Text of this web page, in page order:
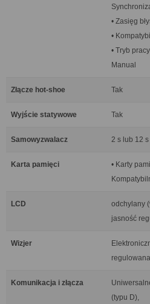
• Zasięg
•
• Tryb
Manual
Złącze hot-shoe Tak
Wyjście statywowe Tak
Samowyzwalacz 2 s lub 12
Karta pamięci
• Karty
LCD
odchylany
jasność
Wizjer
Komunikacja i złącza
(typu D),